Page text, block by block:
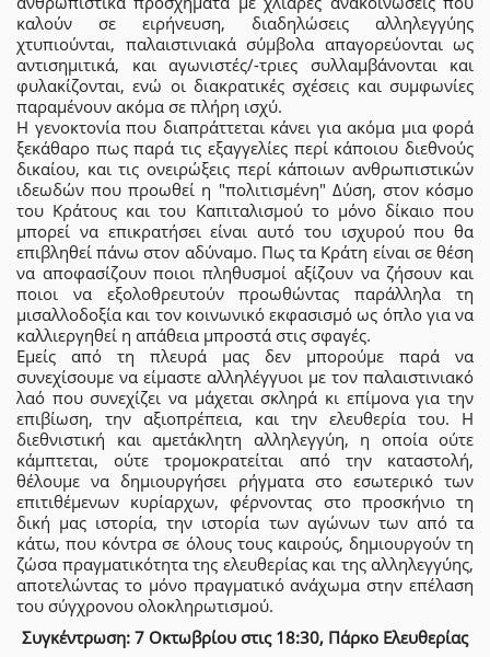
καλούν σε ειρήνευση, διαδηλώσεις αλληλεγγύης
χτυπιούνται, παλαιστινιακά σύμβολα απαγορεύονται ως
αντισημιτικά, και αγωνιστές/-τριες συλλαμβάνονται και
φυλακίζονται, ενώ οι διακρατικές σχέσεις και συμφωνίες
παραμένουν ακόμα σε πλήρη ισχύ.
Η γενοκτονία που διαπράττεται κάνει για ακόμα μια φορά
ξεκάθαρο πως παρά τις εξαγγελίες περί κάποιου διεθνούς
δικαίου, και τις ονειρώξεις περί κάποιων ανθρωπιστικών
ιδεωδών που προωθεί η "πολιτισμένη" Δύση, στον κόσμο
του Κράτους και του Καπιταλισμού το μόνο δίκαιο που
μπορεί να επικρατήσει είναι αυτό του ισχυρού που θα
επιβληθεί πάνω στον αδύναμο. Πως τα Κράτη είναι σε θέση
να αποφασίζουν ποιοι πληθυσμοί αξίζουν να ζήσουν και
ποιοι να εξολοθρευτούν προωθώντας παράλληλα τη
μισαλλοδοξία και τον κοινωνικό εκφασισμό ως όπλο για να
καλλιεργηθεί η απάθεια μπροστά στις σφαγές.
Εμείς από τη πλευρά μας δεν μπορούμε παρά να
συνεχίσουμε να είμαστε αλληλέγγυοι με τον παλαιστινιακό
λαό που συνεχίζει να μάχεται σκληρά κι επίμονα για την
επιβίωση, την αξιοπρέπεια, και την ελευθερία του. Η
διεθνιστική και αμετάκλητη αλληλεγγύη, η οποία ούτε
κάμπτεται, ούτε τρομοκρατείται από την καταστολή,
θέλουμε να δημιουργήσει ρήγματα στο εσωτερικό των
επιτιθέμενων κυρίαρχων, φέρνοντας στο προσκήνιο τη
δική μας ιστορία, την ιστορία των αγώνων των από τα
κάτω, που κόντρα σε όλους τους καιρούς, δημιουργούν τη
ζώσα πραγματικότητα της ελευθερίας και της αλληλεγγύης,
αποτελώντας το μόνο πραγματικό ανάχωμα στην επέλαση
του σύγχρονου ολοκληρωτισμού.
Συγκέντρωση: 7 Οκτωβρίου στις 18:30, Πάρκο Ελευθερίας